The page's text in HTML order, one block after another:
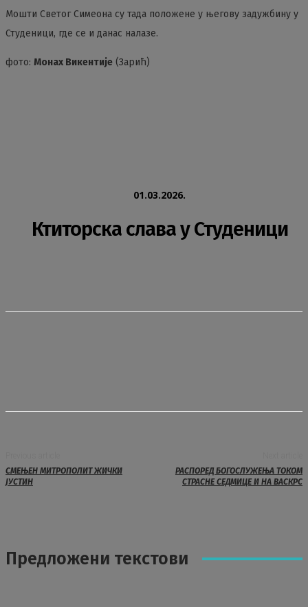
01.03.2026.
Ктиторска слава у Студеници
Мошти Светог Симеона су тада положене у његову задужбину у
Студеници, где се и данас налазе.
фото: Монах Викентије (Зарић)
СМЕЊЕН МИТРОПОЛИТ ЖИЧКИ
ЈУСТИН
РАСПОРЕД БОГОСЛУЖЕЊА ТОКОМ
СТРАСНЕ СЕДМИЦЕ И НА ВАСКРС
Предложени текстови